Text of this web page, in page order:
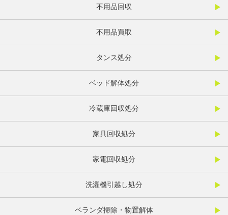
不用品回収
不用品買取
タンス処分
ベッド解体処分
冷蔵庫回収処分
家具回収処分
家電回収処分
洗濯機引越し処分
ベランダ掃除・物置解体